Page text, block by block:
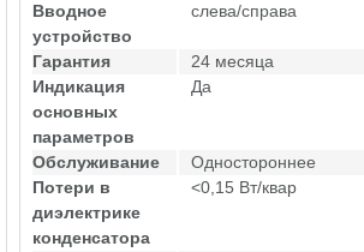
Вводное
устройство
слева/справа
Гарантия
24 месяца
Индикация
основных
параметров
Да
Обслуживание
Одностороннее
Потери в
диэлектрике
конденсатора
<0,15 Вт/квар